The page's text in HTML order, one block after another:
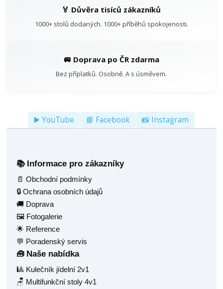
🏅 Důvěra tisíců zákazníků
1000+ stolů dodaných. 1000+ příběhů spokojenosti.
🚐 Doprava po ČR zdarma
Bez příplatků. Osobně. A s úsměvem.
▶️ YouTube 📘 Facebook 📸 Instagram
📚 Informace pro zákazníky
📄 Obchodní podmínky
🔒 Ochrana osobních údajů
🚚 Doprava
🖼️ Fotogalerie
🌟 Reference
💬 Poradenský servis
🧰 Naše nabídka
🎱 Kulečník jídelní 2v1
🪑 Multifunkční stoly 4v1